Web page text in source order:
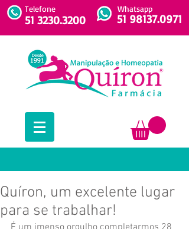
51 3230.3200
Telefone
51 98137.0971
Whatsapp
Quíron, um excelente lugar
para se trabalhar!